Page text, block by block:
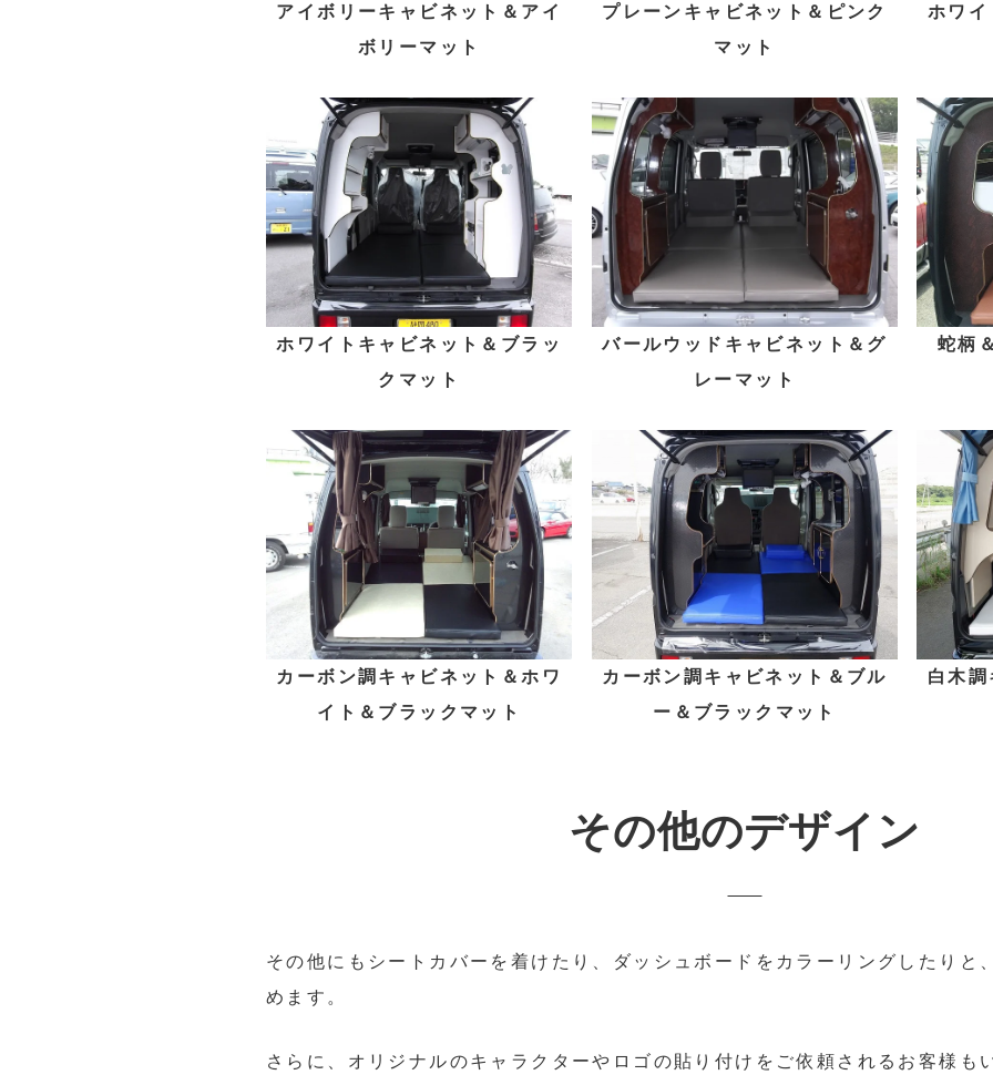
アイボリーキャビネット＆アイ
ボリーマット
プレーンキャビネット＆ピンク
マット
ホワイ
ホワイトキャビネット＆ブラッ
クマット
バールウッドキャビネット＆グ
レーマット
蛇柄
カーボン調キャビネット＆ホワ
イト＆ブラックマット
カーボン調キャビネット＆ブル
ー＆ブラックマット
白木
その他のデザイン
その他にもシートカバーを着けたり、ダッシュボードをカラーリングしたりと
めます。
さらに、オリジナルのキャラクターやロゴの貼り付けをご依頼されるお客様も